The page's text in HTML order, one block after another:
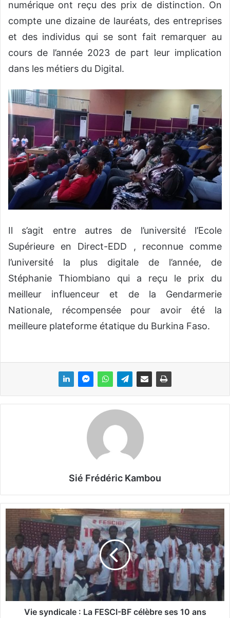
numérique ont reçu des prix de distinction. On
compte une dizaine de lauréats, des entreprises
et des individus qui se sont fait remarquer au
cours de l’année 2023 de part leur implication
dans les métiers du Digital.
Il s’agit entre autres de l’université l’Ecole
Supérieure en Direct-EDD , reconnue comme
l’université la plus digitale de l’année, de
Stéphanie Thiombiano qui a reçu le prix du
meilleur influenceur et de la Gendarmerie
Nationale, récompensée pour avoir été la
meilleure plateforme étatique du Burkina Faso.
Sié Frédéric Kambou
s
y
c
Vie syndicale : La FESCI-BF célèbre ses 10 ans